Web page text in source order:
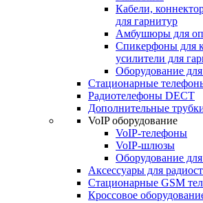
Кабели,
для гарнитур
Амбушюры для
Cпикерфоны для
усилители для
Оборудование
Стационарные
Радиотелефоны DECT
Дополнительные
VoIP оборудование
VoIP-телефоны
VoIP-шлюзы
Оборудование
Аксессуары для
Стационарные GSM
Кроссовое